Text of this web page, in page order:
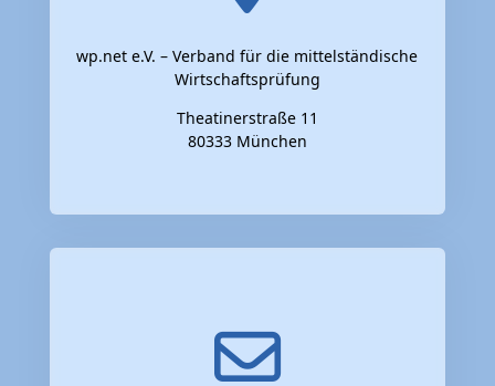
wp.net e.V. – Verband für die mittelständische
Wirtschaftsprüfung
Theatinerstraße 11
80333 München